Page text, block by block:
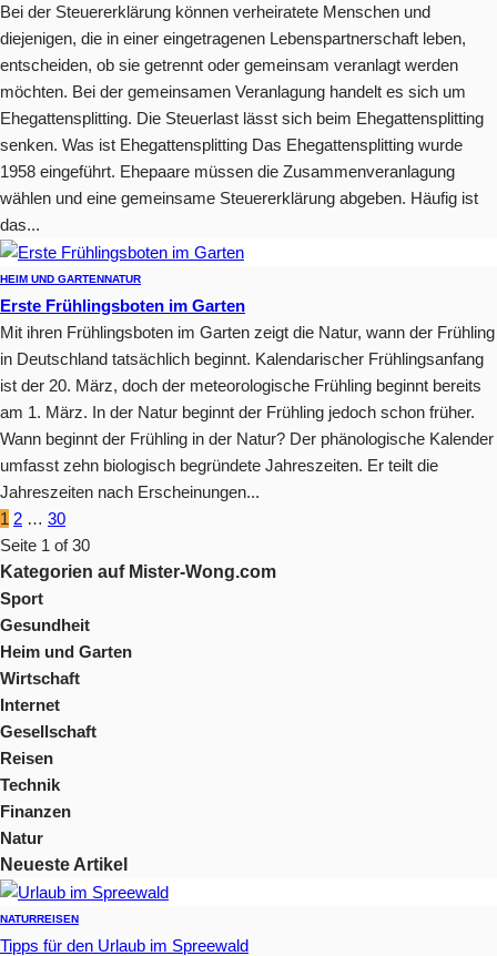
Bei der Steuererklärung können verheiratete Menschen und
diejenigen, die in einer eingetragenen Lebenspartnerschaft leben,
entscheiden, ob sie getrennt oder gemeinsam veranlagt werden
möchten. Bei der gemeinsamen Veranlagung handelt es sich um
Ehegattensplitting. Die Steuerlast lässt sich beim Ehegattensplitting
senken. Was ist Ehegattensplitting Das Ehegattensplitting wurde
1958 eingeführt. Ehepaare müssen die Zusammenveranlagung
wählen und eine gemeinsame Steuererklärung abgeben. Häufig ist
das...
HEIM UND GARTENNATUR
Erste Frühlingsboten im Garten
Mit ihren Frühlingsboten im Garten zeigt die Natur, wann der Frühling
in Deutschland tatsächlich beginnt. Kalendarischer Frühlingsanfang
ist der 20. März, doch der meteorologische Frühling beginnt bereits
am 1. März. In der Natur beginnt der Frühling jedoch schon früher.
Wann beginnt der Frühling in der Natur? Der phänologische Kalender
umfasst zehn biologisch begründete Jahreszeiten. Er teilt die
Jahreszeiten nach Erscheinungen...
1 2 … 30
Seite 1 of 30
Kategorien auf Mister-Wong.com
Sport
Gesundheit
Heim und Garten
Wirtschaft
Internet
Gesellschaft
Reisen
Technik
Finanzen
Natur
Neueste Artikel
NATURREISEN
Tipps für den Urlaub im Spreewald